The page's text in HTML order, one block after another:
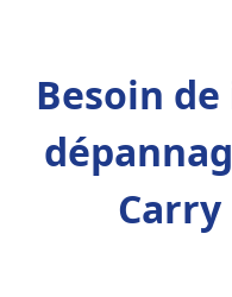
Besoin
Carry